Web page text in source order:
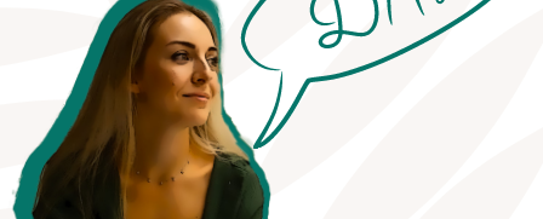
Ты действующий свечевари
хочешь расширить
ассортимент, увеличить
средний чек и не отпускать
клиента к конкурентам